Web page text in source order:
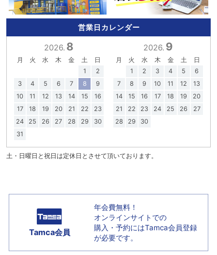
営業日カレンダー
2026. 8
月 火 水 木 金 土
日
1
2
3
4 5 6 7 8
9
10
11 12 13 14 15
16
17
18 19 20 21 22
23
24
25 26 27 28 29
30
31
2026. 9
月 火 水 木 金 土
日
1
2 3 4 5
6
7
8 9 10 11 12
13
14
15 16 17 18 19
20
21
22 23 24 25 26
27
28
29 30
土・日曜日と祝日は定休日とさせて頂いております。
Tamca会員
年会費無料！
オンラインサイトでの
購入・予約にはTamca会員登録
が必要です。